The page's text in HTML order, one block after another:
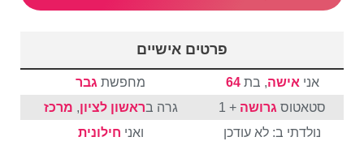
פרטים אישיים
אני אישה, בת64 מחפשת גבר
סטאטוס גרושה + 1 גרה בראשון לציון, מרכז
נולדתי ב: לא עודכן
ואני חילונית